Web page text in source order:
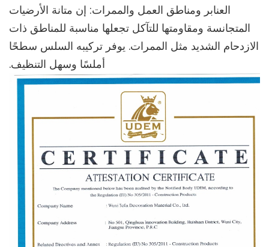
العنابر ومناطق العمل والممرات: إن متانة الأرضيات
المتجانسة ومقاومتها للتآكل تجعلها مناسبة للمناطق ذات
الازدحام الشديد مثل الممرات. يوفر تركيبه السلس سطحًا
أملسًا وسهل التنظيف.